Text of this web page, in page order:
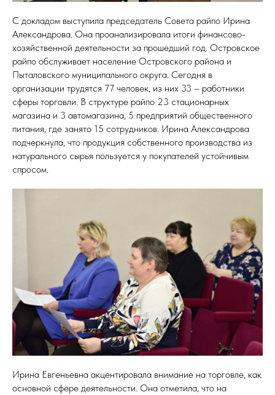
С докладом выступила председатель Совета райпо Ирина
Александрова. Она проанализировала итоги финансово-
хозяйственной деятельности за прошедший год. Островское
райпо обслуживает население Островского района и
Пыталовского муниципального округа. Сегодня в
организации трудятся 77 человек, из них 33 – работники
сферы торговли. В структуре райпо 23 стационарных
магазина и 3 автомагазина, 5 предприятий общественного
питания, где занято 15 сотрудников. Ирина Александрова
подчеркнула, что продукция собственного производства из
натурального сырья пользуется у покупателей устойчивым
спросом.
Ирина Евгеньевна акцентировала внимание на торговле, как
основной сфере деятельности. Она отметила, что на